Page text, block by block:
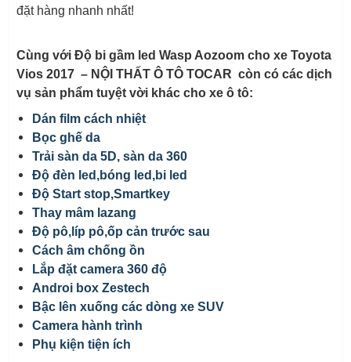
đặt hàng nhanh nhất!
Cùng với Độ bi gầm led Wasp Aozoom cho xe Toyota
Vios 2017 – NỘI THẤT Ô TÔ TOCAR còn có các dịch
vụ sản phẩm tuyệt vời khác cho xe ô tô:
Dán film cách nhiệt
Bọc ghế da
Trải sàn da 5D, sàn da 360
Độ đèn led,bóng led,bi led
Độ Start stop,Smartkey
Thay mâm lazang
Độ pô,líp pô,ốp cản trước sau
Cách âm chống ồn
Lắp đặt camera 360 độ
Androi box Zestech
Bậc lên xuống các dòng xe SUV
Camera hành trình
Phụ kiện tiện ích